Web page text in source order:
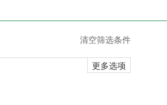
清空筛选条件
更多选项